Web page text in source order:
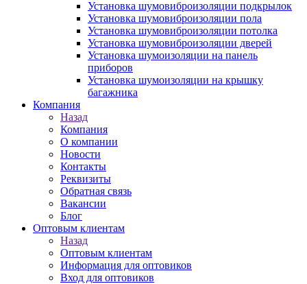
Установка шумовиброизоляции подкрылок
Установка шумовиброизоляции пола
Установка шумовиброизоляции потолка
Установка шумовиброизоляции дверей
Установка шумоизоляции на панель
приборов
Установка шумоизоляции на крышку
багажника
Компания
Назад
Компания
О компании
Новости
Контакты
Реквизиты
Обратная связь
Вакансии
Блог
Оптовым клиентам
Назад
Оптовым клиентам
Информация для оптовиков
Вход для оптовиков